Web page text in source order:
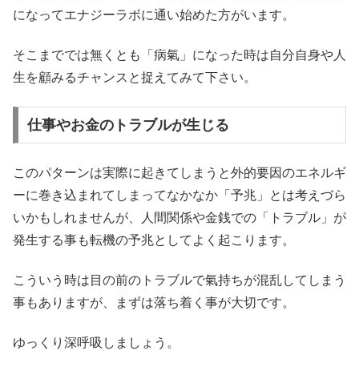
になってエナジーラボに通い始めた方がいます。
そこまででは無くとも「病氣」になった時は自分自身や人
生を顧みるチャンスと捉えてみて下さい。
仕事やお金のトラブルが生じる
このパターンは実際に起きてしまうと外的要因のエネルギ
ーに巻き込まれてしまってなかなか「予兆」とは考えづら
いかもしれませんが、人間関係や金銭での「トラブル」が
発生する事も転機の予兆としてよく起こります。
こういう時は目の前のトラブルで氣持ちが混乱してしまう
事もありますが、まずは落ち着く事が大切です。
ゆっくり深呼吸しましょう。